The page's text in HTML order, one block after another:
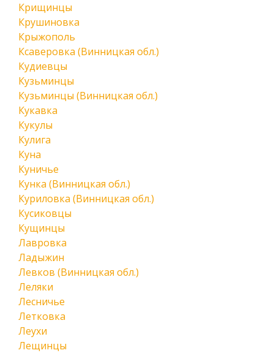
Крищинцы
Крушиновка
Крыжополь
Ксаверовка (Винницкая обл.)
Кудиевцы
Кузьминцы
Кузьминцы (Винницкая обл.)
Кукавка
Кукулы
Кулига
Куна
Куничье
Кунка (Винницкая обл.)
Куриловка (Винницкая обл.)
Кусиковцы
Кущинцы
Лавровка
Ладыжин
Левков (Винницкая обл.)
Леляки
Лесничье
Летковка
Леухи
Лещинцы